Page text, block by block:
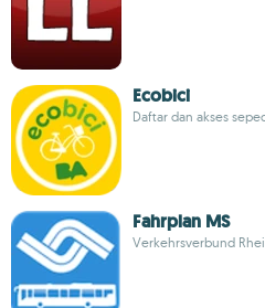
Ecobici
Daftar dan akses
Fahrplan MS
Verkehrsverbund